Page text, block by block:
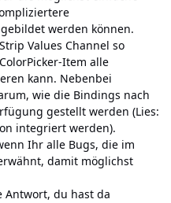
werden können.
Values Channel so
Item alle
kann. Nebenbei
wie die Bindings nach
gestellt werden (Lies:
integriert werden).
Ihr alle Bugs, die im
damit möglichst
Antwort, du hast da